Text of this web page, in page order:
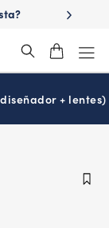
Disfruta -
+ lentes)